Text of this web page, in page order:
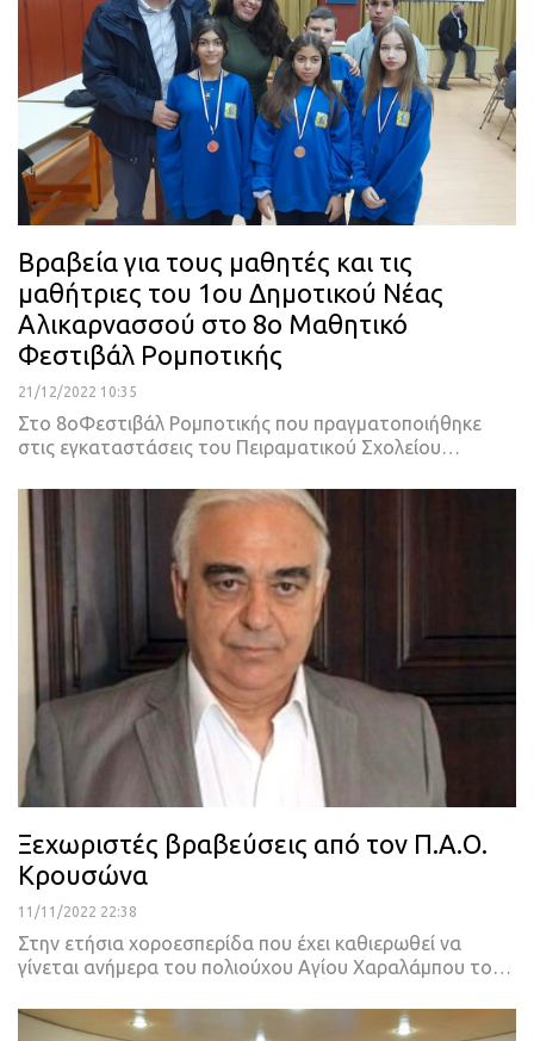
Βραβεία για τους μαθητές και τις
μαθήτριες του 1ου Δημοτικού Νέας
Αλικαρνασσού στο 8ο Μαθητικό
Φεστιβάλ Ρομποτικής
21/12/2022 10:35
Στο 8οΦεστιβάλ Ρομποτικής που πραγματοποιήθηκε
στις εγκαταστάσεις του Πειραματικού Σχολείου
Ξεχωριστές βραβεύσεις από τον Π.Α.Ο.
Κρουσώνα
11/11/2022 22:38
Στην ετήσια χοροεσπερίδα που έχει καθιερωθεί να
γίνεται ανήμερα του πολιούχου Αγίου Χαραλάμπου το…